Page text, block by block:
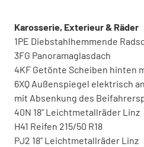
Karosserie, Exterieur & Räder
1PE Diebstahlhemmende
3FG Panoramaglasdach
4KF Getönte Scheiben hinten
6XQ Außenspiegel elektrisch
mit Absenkung des
40N 18" Leichtmetallräder Linz
H41 Reifen 215/50 R18
PJ2 18" Leichtmetallräder Linz